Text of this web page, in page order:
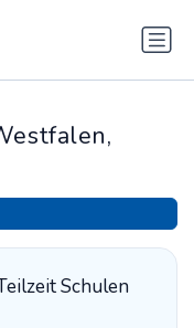
Schulen